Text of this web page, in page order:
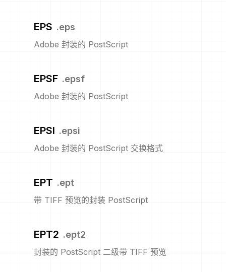
EPS .eps
Adobe 封装的 PostScript
EPSF .epsf
Adobe 封装的 PostScript
EPSI .epsi
Adobe 封装的 PostScript 交换格式
EPT .ept
带 TIFF 预览的封装 PostScript
EPT2 .ept2
封装的 PostScript 二级带 TIFF 预览